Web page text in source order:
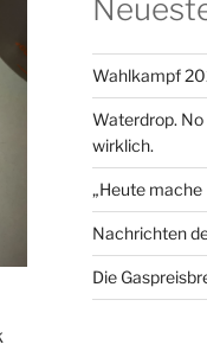
Wahlkampf
Waterdrop. No
wirklich.
„Heute
Nachrichten
Die